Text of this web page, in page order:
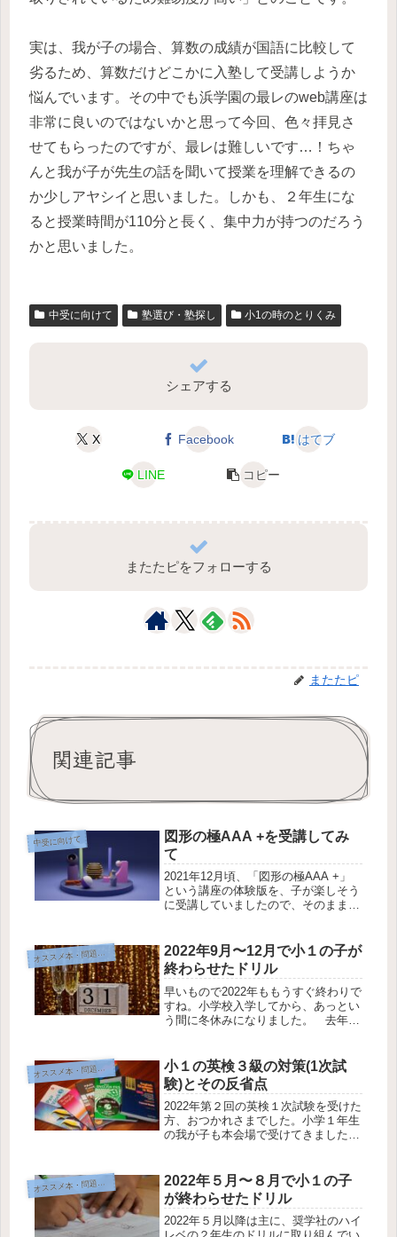
実は、我が子の場合、算数の成績が国語に比較して
劣るため、算数だけどこかに入塾して受講しようか
悩んでいます。その中でも浜学園の最レのweb講座は
非常に良いのではないかと思って今回、色々拝見さ
せてもらったのですが、最レは難しいです…！ちゃ
んと我が子が先生の話を聞いて授業を理解できるの
か少しアヤシイと思いました。しかも、２年生にな
ると授業時間が110分と長く、集中力が持つのだろう
かと思いました。
中受に向けて 塾選び・塾探し 小1の時のとりくみ
シェアする
X Facebook はてブ
LINE コピー
またたピをフォローする
またたピ
関連記事
中受に向けて
図形の極AAA +を受講してみ
て
2021年12月頃、「図形の極AAA +」
という講座の体験版を、子が楽しそう
に受講していましたので、そのまま冬
ません。初めてであれば、必ず10級か
ら始まってアプリを用いなが...
オススメ本・問題集・アプリ
2022年9月〜12月で小１の子が
終わらせたドリル
早いもので2022年ももうすぐ終わりで
すね。小学校入学してから、あっとい
う間に冬休みになりました。 去年の
リルを見てみると、随分成長したなあ
と思います。字も小学校に入学して...
オススメ本・問題集・アプリ
小１の英検３級の対策(1次試
験)とその反省点
2022年第２回の英検１次試験を受けた
方、おつかれさまでした。小学１年生
の我が子も本会場で受けてきました。
気がしなかったのですが、受験料を払
ってしまったので、ダメ元で受けに...
オススメ本・問題集・アプリ
2022年５月〜８月で小１の子
が終わらせたドリル
2022年５月以降は主に、奨学社のハイ